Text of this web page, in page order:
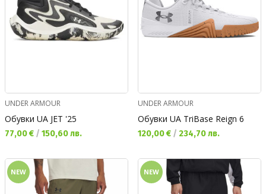
UNDER ARMOUR
Обувки UA JET '25
Текуща цена:
77,00 € / 150,60 лв.
UNDER ARMOUR
Обувки UA TriBase Reign 6
Текуща цена:
120,00 € / 234,70 лв.
NEW NEW